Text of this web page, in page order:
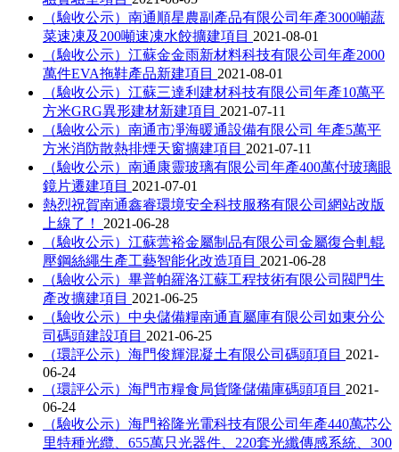
（驗收公示）南通順星農副產品有限公司年產3000噸蔬
菜速凍及200噸速凍水餃擴建項目 2021-08-01
（驗收公示）江蘇金金雨新材料科技有限公司年產2000
萬件EVA拖鞋產品新建項目 2021-08-01
（驗收公示）江蘇三達利建材科技有限公司年產10萬平
方米GRG異形建材新建項目 2021-07-11
（驗收公示）南通市凈海暖通設備有限公司 年產5萬平
方米消防散熱排煙天窗擴建項目 2021-07-11
（驗收公示）南通康靈玻璃有限公司年產400萬付玻璃眼
鏡片遷建項目 2021-07-01
熱烈祝賀南通鑫睿環境安全科技服務有限公司網站改版
上線了！ 2021-06-28
（驗收公示）江蘇蕓裕金屬制品有限公司金屬復合軋輥
壓鋼絲繩生產工藝智能化改造項目 2021-06-28
（驗收公示）畢普帕羅洛江蘇工程技術有限公司閥門生
產改擴建項目 2021-06-25
（驗收公示）中央儲備糧南通直屬庫有限公司如東分公
司碼頭建設項目 2021-06-25
（環評公示）海門俊輝混凝土有限公司碼頭項目 2021-
06-24
（環評公示）海門市糧食局貨隆儲備庫碼頭項目 2021-
06-24
（驗收公示）海門裕隆光電科技有限公司年產440萬芯公
里特種光纜、655萬只光器件、220套光纖傳感系統、300